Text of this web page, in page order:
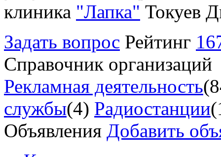
клиника "Лапка" Токуев
Задать вопрос Рейтинг
Справочник организаций
Рекламная деятельность
службы(4) Радиостанции
Объявления Добавить